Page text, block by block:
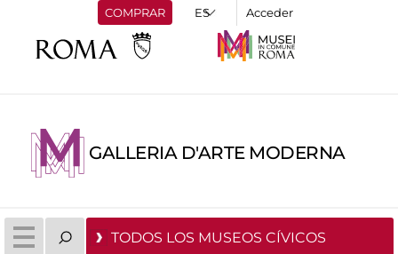
COMPRAR Acceder
GALLERIA D'ARTE MODERNA
TODOS LOS MUSEOS CÍVICOS